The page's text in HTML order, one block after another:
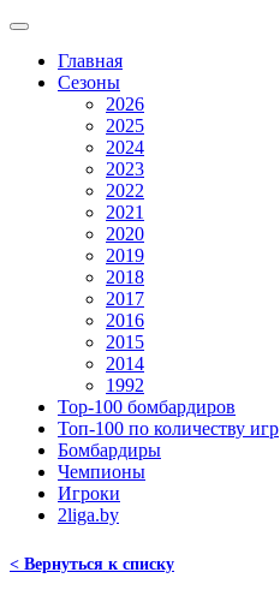
Главная
Сезоны
2026
2025
2024
2023
2022
2021
2020
2019
2018
2017
2016
2015
2014
1992
Top-100 бомбардиров
Топ-100 по количеству игр
Бомбардиры
Чемпионы
Игроки
2liga.by
< Вернуться к списку